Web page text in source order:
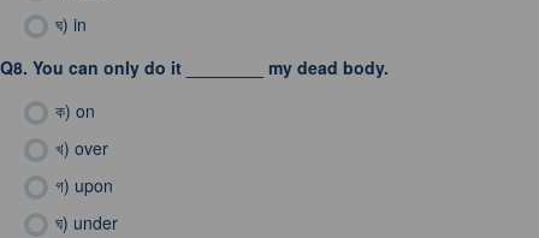
ঘ) in
Q8. You can only do it ________ my dead body.
ক) on
খ) over
গ) upon
ঘ) under